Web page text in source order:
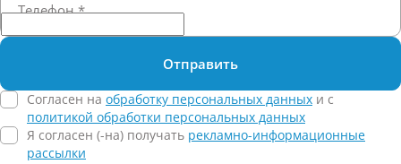
Телефон*
Отправить
Согласен на обработку персональных данных и c
политикой обработки персональных данных
Я согласен (-на) получать рекламно-информационные
рассылки